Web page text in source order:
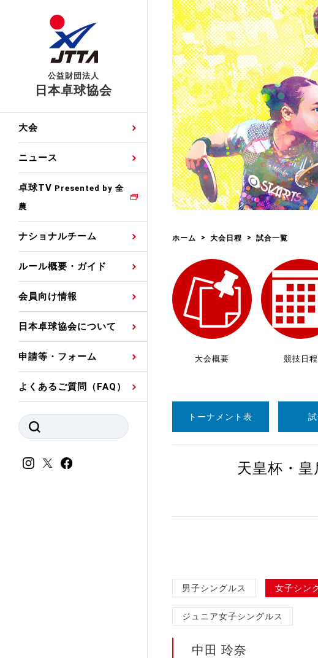
公益財団法人
日本卓球協会
大会 日程
公式記録
国内ランキング
ニュース
大会・試合
日本代表
特集
プレスリリース
競技者(パスウェイ)・審判
その他
卓球TV Presented by 全
農
ナショナルチーム
男子ナショナルチーム選
手・候補
女子ナショナルチーム選
手・候補
男子世界ランキング
女子世界ランキング
各種選考基準
強化スタッフ
ルール概要・ガイド
卓球の基本的なルール
競技規則
観戦ガイド
会員向け情報
協会会員登録
ゼッケンについて
競技者育成事業
公認資格者名簿
公認品一覧
公認メーカー一覧
指導者養成委員会
スポーツ医・科学委員会
日本卓球協会について
卓球協会のミッション
会長あいさつ
役員委員
関連団体代表委員など
規程・お見舞い制度
ハンドブックデータ
申請等・フォーム
国際交流届申込みフォーム
国際大会自主参加申請
競技ウエア広告申請
審判員ネームプレート制作
申込
よくあるご質問（FAQ）
ホーム 大会日程 試合一覧
大会概要 競技日程
トーナメント表
天皇杯・
男子シングルス 女子シン
ジュニア女子シングルス
中田 玲奈